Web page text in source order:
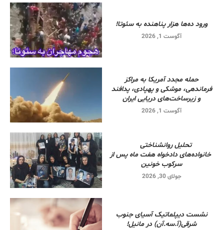
ورود ده‌ها هزار پناهنده به سئوتا!
آگوست 1, 2026
حمله مجدد آمریکا به مراکز
فرماندهی، موشکی و پهپادی، پدافند
و زیرساخت‌های دریایی ایران
آگوست 1, 2026
تحلیل روانشناختی
خانواده‌های دادخواه هفت ماه پس از
سرکوب خونین
جولای 30, 2026
نشست دیپلماتیک آسیای جنوب
شرقی‌(آ.سه.آن) در مانیل!